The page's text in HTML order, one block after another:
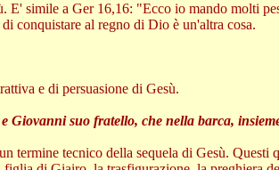
E' simile a Ger 16,16: "Ecco io mando molti
conquistare al regno di Dio è un'altra cosa.
e di persuasione di Gesù.
suo fratello, che nella barca,
termine tecnico della sequela di Gesù.